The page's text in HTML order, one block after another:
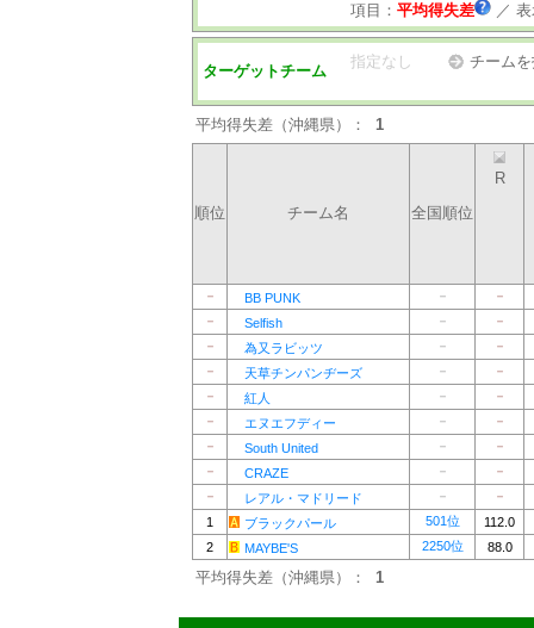
項目： 平均得失差 ／
ターゲットチーム
指定なし チーム
平均得失差（沖縄県）： 1
順位 チーム名 全国順位
R
－ BB PUNK －
－
－
Selfish －
－
－
為又ラビッツ －
－
－
天草チンパンヂーズ －
－
－
紅人 －
－
－
エヌエフディー －
－
－
South United －
－
－
CRAZE －
－
－
レアル・マドリード －
－
1
ブラックパール 501位
112.0
2
MAYBE'S 2250位 88.0
平均得失差（沖縄県）： 1